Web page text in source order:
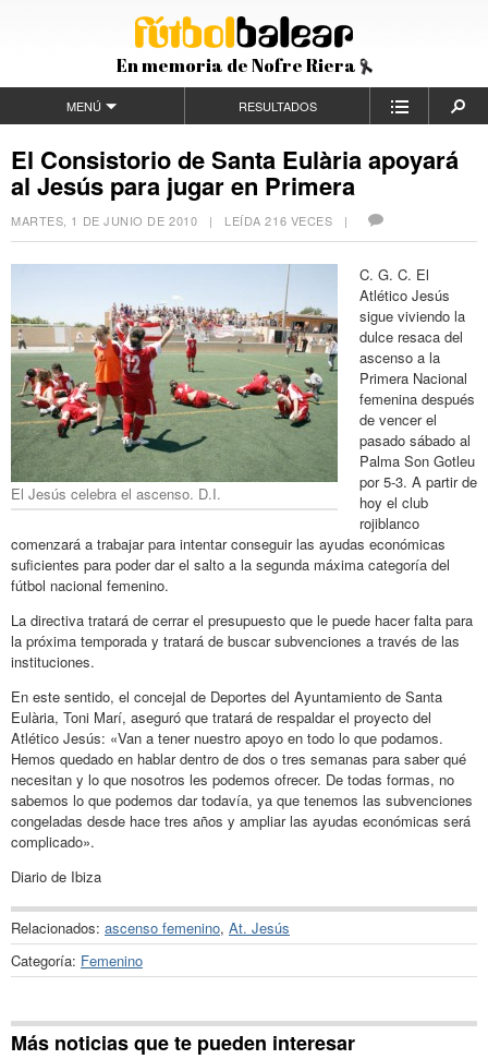
En memoria de Nofre Riera
MENÚ RESULTADOS
El Consistorio de Santa Eulària apoyará
al Jesús para jugar en Primera
MARTES, 1 DE JUNIO DE 2010 | LEÍDA 216 VECES |
El Jesús celebra el ascenso. D.I.
C. G. C. El
Atlético Jesús
sigue viviendo la
dulce resaca del
ascenso a la
Primera Nacional
femenina después
de vencer el
pasado sábado al
Palma Son Gotleu
por 5-3. A partir de
hoy el club
rojiblanco
comenzará a trabajar para intentar conseguir las ayudas económicas
suficientes para poder dar el salto a la segunda máxima categoría del
fútbol nacional femenino.
La directiva tratará de cerrar el presupuesto que le puede hacer falta para
la próxima temporada y tratará de buscar subvenciones a través de las
instituciones.
En este sentido, el concejal de Deportes del Ayuntamiento de Santa
Eulària, Toni Marí, aseguró que tratará de respaldar el proyecto del
Atlético Jesús: «Van a tener nuestro apoyo en todo lo que podamos.
Hemos quedado en hablar dentro de dos o tres semanas para saber qué
necesitan y lo que nosotros les podemos ofrecer. De todas formas, no
sabemos lo que podemos dar todavía, ya que tenemos las subvenciones
congeladas desde hace tres años y ampliar las ayudas económicas será
complicado».
Diario de Ibiza
Relacionados: ascenso femenino, At. Jesús
Categoría: Femenino
Más noticias que te pueden interesar